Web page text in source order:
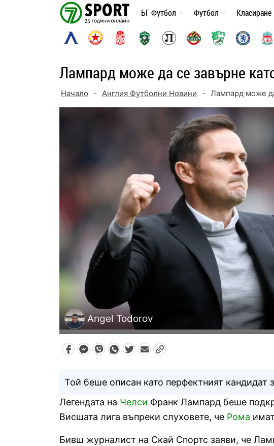
БГ Футбол Футбол Класиране
Лампард може да се завърне
Начало - Англия Футболни Новини - Лампард може
Angel Todorov
Той беше описан като перфектният кандидат
Легендата на Челси Франк Лампард беше
Висшата лига въпреки слуховете, че Рома
Бивш журналист на Скай Спортс заяви, че